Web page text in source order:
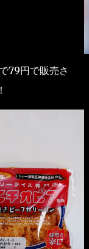
79円で販売さ